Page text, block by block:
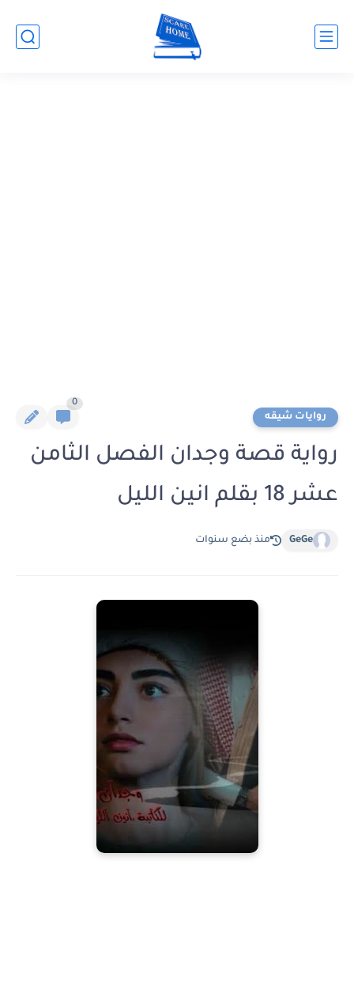
روايات شيقه
0
رواية قصة وجدان الفصل الثامن
عشر 18 بقلم انين الليل
GeGe منذ بضع سنوات